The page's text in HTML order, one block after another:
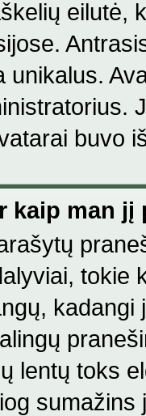
eilutė,
unikalus.
buvo
kaip man jį
tokie
lentų toks